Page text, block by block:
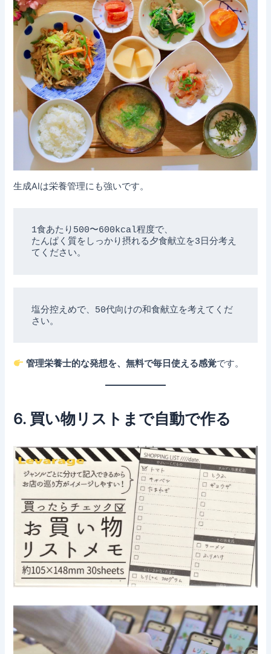
生成AIは栄養管理にも強いです。
1食あたり500〜600kcal程度で、
たんぱく質をしっかり摂れる夕食献立を3日分考え
塩分控えめで、50代向けの和食献立を考えてくだ
管理栄養士的な発想を、無料で毎日使える感覚です。
6. 買い物リストまで自動で作る